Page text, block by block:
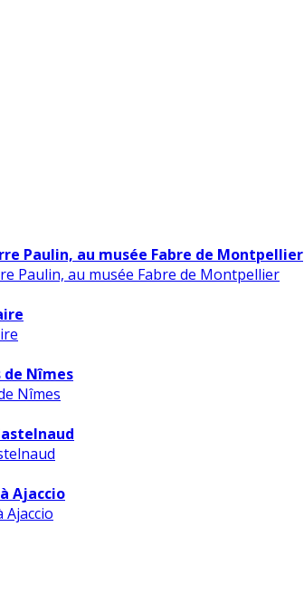
Paulin, au musée Fabre de Montpellier
de Nîmes
Ajaccio